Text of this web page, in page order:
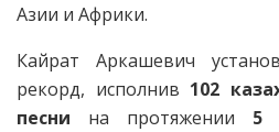
Азии и Африки.
Кайрат Аркашевич
рекорд, исполнив 102
песни на протяжении 5